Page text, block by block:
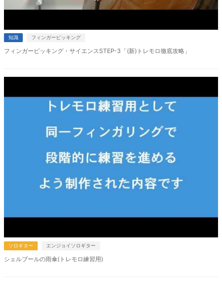
知識 フィンガーピッキング
フィンガーピッキング・サイエンスSTEP-3「(新)トレモロ徹底攻略」
ソロギター エンジョイソロギター
シェルブールの雨傘(トレモロ練習用)